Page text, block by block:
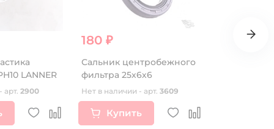
LANNER
арт. 2900
180 ₽
Сальник центробежного
фильтра 25х6х6
Нет в наличии - арт. 3609
Купить
3 465 ₽